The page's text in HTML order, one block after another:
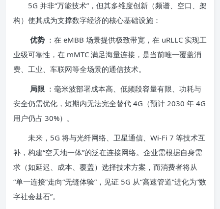
5G 并非“万能技术”，但其多维度创新（频谱、空口、架
构）使其成为支撑数字经济的核心基础设施：
优势 ：在 eMBB 场景提供极致带宽，在 uRLLC 实现工
业级可靠性，在 mMTC 满足海量连接，是当前唯一覆盖消
费、工业、车联网等全场景的通信技术。
局限 ：毫米波部署成本高、低频段容量有限、功耗与
安全仍需优化，短期内无法完全替代 4G（预计 2030 年 4G
用户仍占 30%）。
未来，5G 将与光纤网络、卫星通信、Wi-Fi 7 等技术互
补，构建“空天地一体”的泛在连接网络。企业需根据自身需
求（如延迟、成本、覆盖）选择技术方案，而消费者将从
“单一连接”走向“无缝体验”，见证 5G 从“高速管道”进化为“数
字社会基石”。